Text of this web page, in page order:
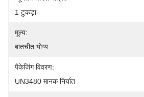
1 टुकड़ा
मूल्य:
बातचीत योग्य
पैकेजिंग विवरण:
UN3480 मानक निर्यात